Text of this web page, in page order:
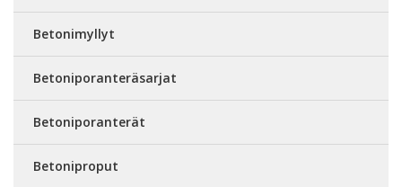
Betonimyllyt
Betoniporanteräsarjat
Betoniporanterät
Betoniproput